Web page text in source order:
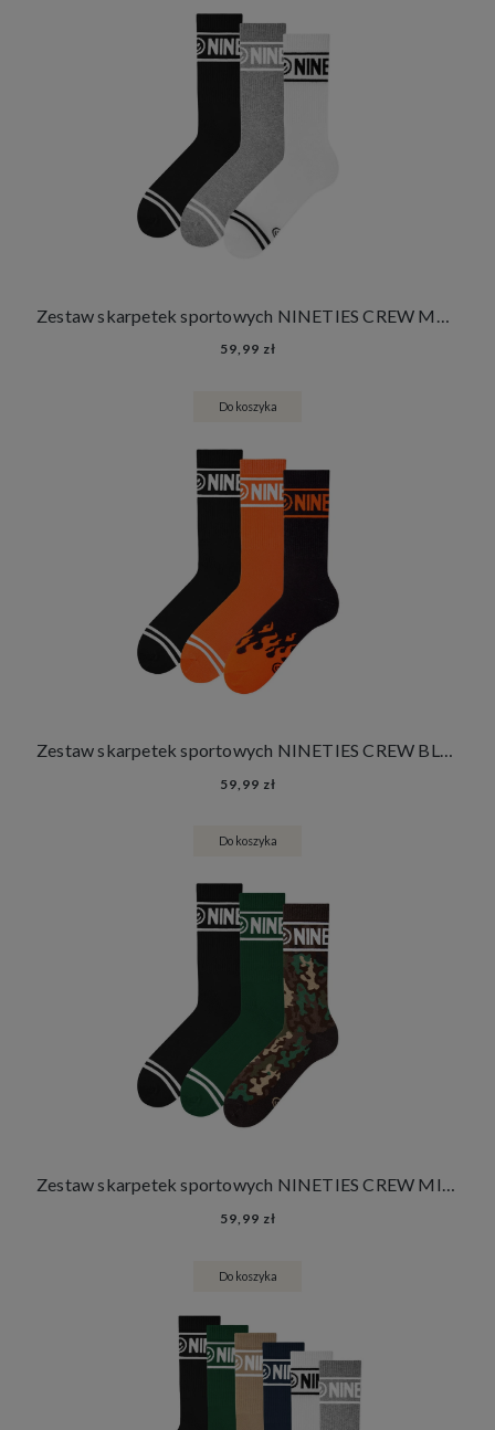
59,99 zł
Do koszyka
Zestaw skarpetek sportowych NINETIES CREW BLACK FLAMES 3 PACK
59,99 zł
Do koszyka
Zestaw skarpetek sportowych NINETIES CREW MILITARY PANTHERA 3 PACK
59,99 zł
Do koszyka